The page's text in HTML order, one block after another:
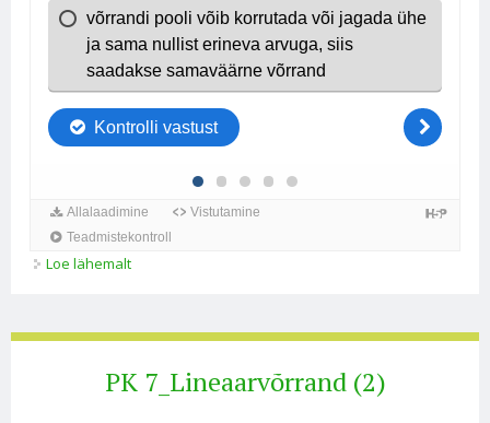
Loe lähemalt
PK 7_Lineaarvõrrand (2)